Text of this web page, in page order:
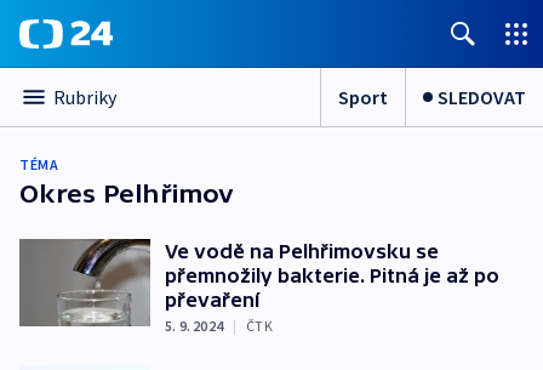
Rubriky Sport SLEDOVAT
TÉMA
Okres Pelhřimov
Ve vodě na Pelhřimovsku se
přemnožily bakterie. Pitná je až po
převaření
5. 9. 2024 | ČTK